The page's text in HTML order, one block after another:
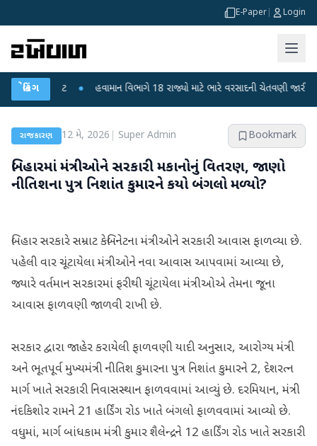
E-Paper Login
બ્રેકિંગ
ફફડાટ હવામાન વિભાગે 18 રાજ્યો માટે ભારે વરસાદની ચેતવણી જારી કરી ●
રાજકારણ 12 મે, 2026 Super Admin Bookmark
બિહારમાં મંત્રીઓને સરકારી મકાનોનું વિતરણ, જાણો
નીતિશના પુત્ર નિશાંત કુમારને કયો બંગલો મળ્યો?
બિહાર સરકારે સમ્રાટ કેબિનેટના મંત્રીઓને સરકારી આવાસ ફાળવ્યા છે.
પહેલી વાર ચૂંટાયેલા મંત્રીઓને નવા આવાસ આપવામાં આવ્યા છે,
જ્યારે વર્તમાન સરકારમાં ફરીથી ચૂંટાયેલા મંત્રીઓએ તેમના જૂના
આવાસ ફાળવણી જાળવી રાખી છે.
સરકાર દ્વારા જાહેર કરાયેલી ફાળવણી યાદી અનુસાર, આરોગ્ય મંત્રી
અને ભૂતપૂર્વ મુખ્યમંત્રી નીતિશ કુમારના પુત્ર નિશાંત કુમારને 2, દેશરત્ન
માર્ગ ખાતે સરકારી નિવાસસ્થાન ફાળવવામાં આવ્યું છે. દરમિયાન, મંત્રી
નંદકિશોર રામને 21 હાર્ડિંગ રોડ ખાતે બંગલો ફાળવવામાં આવ્યો છે.
વધુમાં, માર્ગ બાંધકામ મંત્રી કુમાર શૈલેન્દ્રને 12 હાર્ડિંગ રોડ ખાતે સરકારી